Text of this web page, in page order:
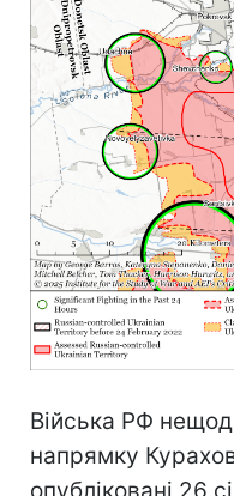
Війська РФ
напрямку